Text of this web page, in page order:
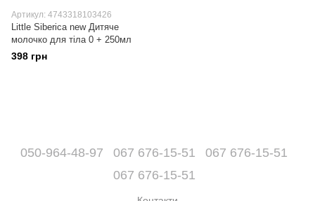
Артикул: 4743318103426
Little Siberica new Дитяче
молочко для тіла 0 + 250мл
398 грн
050-964-48-97 067 676-15-51
067 676-15-51
067 676-15-51